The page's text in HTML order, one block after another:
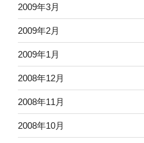
2009年3月
2009年2月
2009年1月
2008年12月
2008年11月
2008年10月